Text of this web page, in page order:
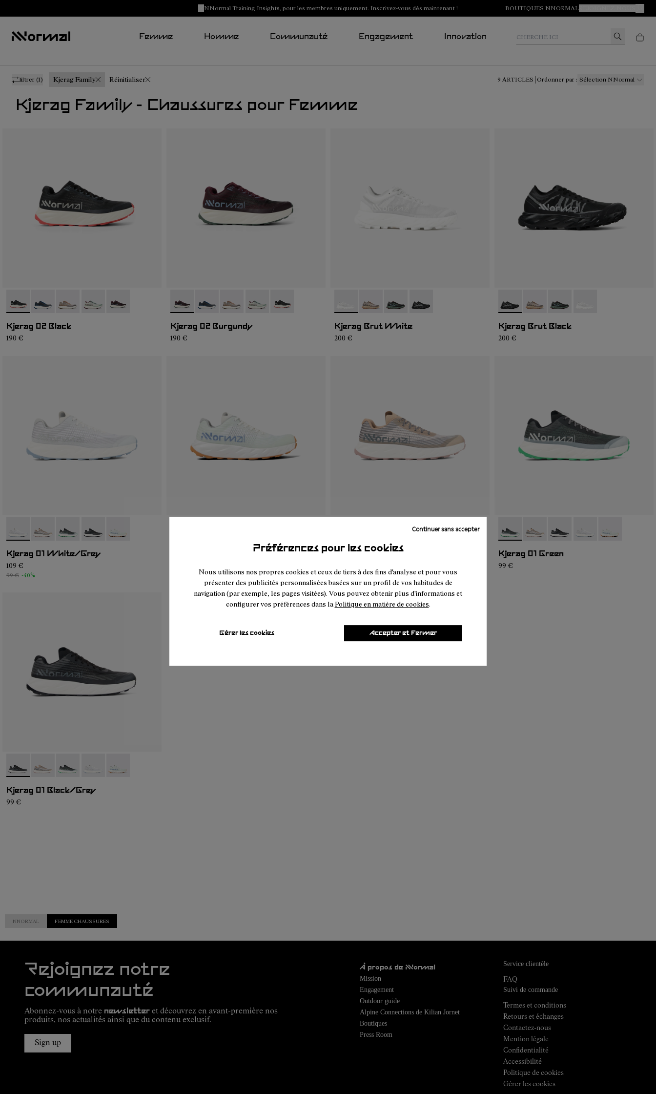
Préférences pour les cookies
Nous utilisons nos propres cookies et ceux de tiers à des fins d'analyse et pour vous
présenter des publicités personnalisées basées sur un profil de vos habitudes de
navigation (par exemple, les pages visitées). Vous pouvez obtenir plus d'informations et
configurer vos préférences dans laPolitique en matière de cookies.
Gérer les cookies
Continuer sans accepter
Accepter et Fermer
NNormal Training Insights, pour les membres uniquement. Inscrivez-vous dès maintenant ! BOUTIQUES NNORMAL MON
Femme Homme Communauté Engagement Innovation
filtrer (1) Kjerag Family Réinitialiser 9 ARTICLES Ordonner par : Sélection NNormal
Kjerag Family - Chaussures pour Femme
- N1ZKGM2-001
- N1ZKGM2-008
- N1ZKGM2-007
- N1ZKGM2-006- N1ZKGM2-002
Kjerag 02 Black
190 €
- N1ZKGM2-002
- N1ZKGM2-008
- N1ZKGM2-007
- N1ZKGM2-006- N1ZKGM2-001
Kjerag 02 Burgundy
190 €
- N1ZKSM1-001
- N1ZKSM1-006
- N1ZKSM1-004- N1ZKSM1-002
Kjerag Brut White
200 €
- N1ZKSM1-002
- N1ZKSM1-006
- N1ZKSM1-004- N1ZKSM1-001
Kjerag Brut Black
200 €
- N1ZKGM1-002
- N1ZKGM1-005
- N1ZKGM1-004
- N1ZKGM1-003- N1ZKGM1-001
Kjerag 01 White/Grey
109 €
99 € -40%
- N1ZKGM1-004
- N1ZKGM1-003- N1ZKGM1-002
- N1ZKGM1-001 - N1ZKGM1-004
- N1ZKGM1-005
- N1ZKGM1-003
- N1ZKGM1-002- N1ZKGM1-001
Kjerag 01 Green
99 €
- N1ZKGM1-003
- N1ZKGM1-005
- N1ZKGM1-004
- N1ZKGM1-002- N1ZKGM1-001
Kjerag 01 Black/Grey
99 €
NNORMAL FEMME CHAUSSURES
Rejoignez notre
communauté
Abonnez-vous à notre newsletter et découvrez en avant-première nos
produits, nos actualités ainsi que du contenu exclusif.
Sign up
À propos de NNormal
Mission
Engagement
Outdoor guide
Alpine Connections de Kilian Jornet
Boutiques
Press Room
Service clientèle
FAQ
Suivi de commande
Termes et conditions
Retours et échanges
Contactez-nous
Mention légale
Confidentialité
Accessibilité
Politique de cookies
Gérer les cookies